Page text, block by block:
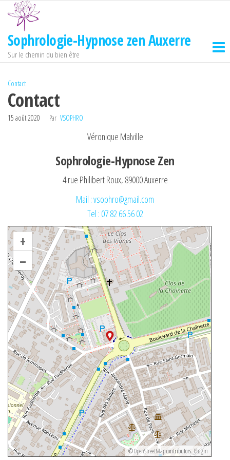
Passer
contenu
Sophrologie-Hypnose zen Auxerre
Sur le chemin du bien être
Contact
Contact
15 août 2020 Par VSOPHRO
Véronique Malville
Sophrologie-Hypnose Zen
4 rue Philibert Roux, 89000 Auxerre
Mail : vsophro@gmail.com
Tel : 07 82 66 56 02
+
–
©OpenStreetMapcontributors.Plugin